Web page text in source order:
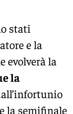
stati
e la
evolverà la
la
la semifinale